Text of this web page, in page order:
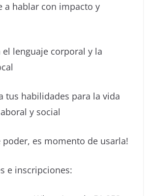
a hablar con impacto y
el lenguaje corporal y la
tus habilidades para la vida
y social
poder, es momento de usarla!
e inscripciones: